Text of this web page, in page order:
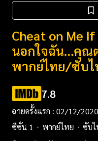
Cheat on Me
นอกใจฉัน…คุณ
พากย์ไทย/ซับไ
7.8
ฉายครั้งแรก : 02/12/2020
ซีซั่น 1
พากย์ไทย ซับ